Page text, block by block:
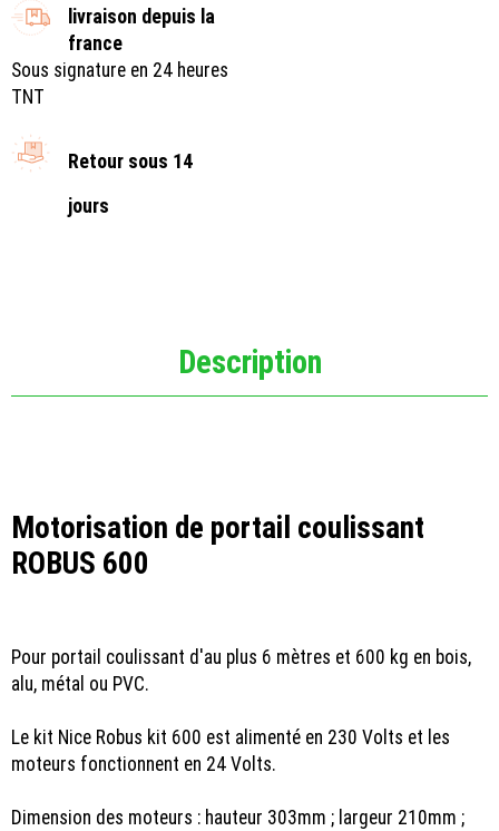
livraison depuis la
france
Sous signature en 24 heures
TNT
Retour sous 14
jours
Description
Motorisation de portail coulissant
ROBUS 600
Pour portail coulissant d'au plus 6 mètres et 600 kg en bois,
alu, métal ou PVC.
Le kit Nice Robus kit 600 est alimenté en 230 Volts et les
moteurs fonctionnent en 24 Volts.
Dimension des moteurs : hauteur 303mm ; largeur 210mm ;